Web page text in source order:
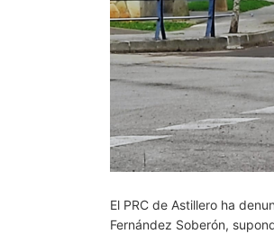
El PRC de Astillero ha
Fernández Soberón,